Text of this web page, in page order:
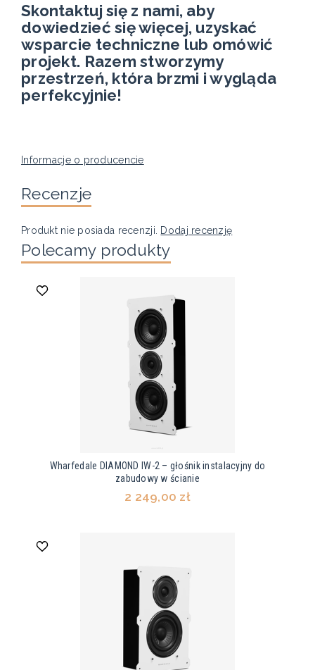
Skontaktuj się z nami, aby
dowiedzieć się więcej, uzyskać
wsparcie techniczne lub omówić
projekt. Razem stworzymy
przestrzeń, która brzmi i wygląda
perfekcyjnie!
Informacje o producencie
Recenzje
Produkt nie posiada recenzji. Dodaj recenzję
Polecamy produkty
Wharfedale DIAMOND IW-2 – głośnik instalacyjny do
zabudowy w ścianie
2 249,00 zł